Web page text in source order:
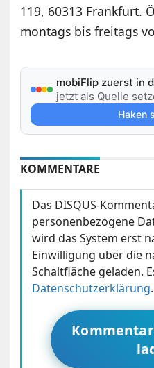
119, 60313 Frankfurt.
montags bis freitags
mobiFlip zuerst in
jetzt als Quelle
Haken
KOMMENTARE
Das DISQUS-
personenbezogene
wird das System erst
Einwilligung über die
Schaltfläche geladen.
Datenschutzerklärung.